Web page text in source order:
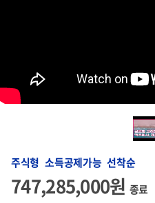
주식형 소득공제가능 선착순
747,285,000원 종료